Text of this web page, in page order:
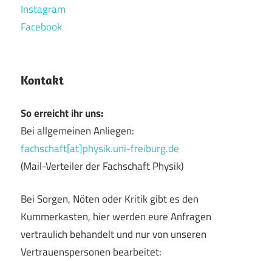
Instagram
Facebook
Kontakt
So erreicht ihr uns:
Bei allgemeinen Anliegen:
fachschaft[at]physik.uni-freiburg.de
(Mail-Verteiler der Fachschaft Physik)
Bei Sorgen, Nöten oder Kritik gibt es den
Kummerkasten, hier werden eure Anfragen
vertraulich behandelt und nur von unseren
Vertrauenspersonen bearbeitet: